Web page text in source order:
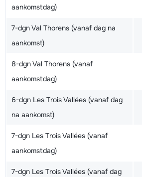
aankomstdag)
7-dgn Val Thorens (vanaf dag na
aankomst)
8-dgn Val Thorens (vanaf
aankomstdag)
6-dgn Les Trois Vallées (vanaf dag
na aankomst)
7-dgn Les Trois Vallées (vanaf
aankomstdag)
7-dgn Les Trois Vallées (vanaf dag